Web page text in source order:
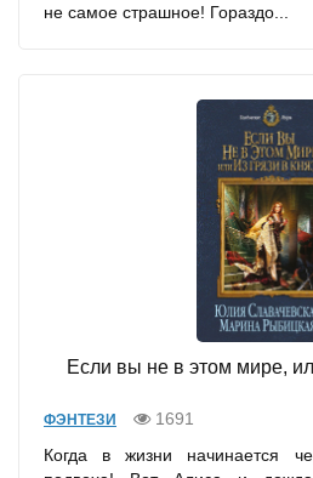
не самое страшное! Гораздо...
Если вы не в этом мире,
ФЭНТЕЗИ
1691
Когда в жизни начинается